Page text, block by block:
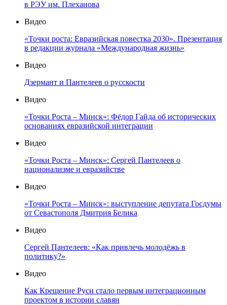
в РЭУ им. Плеханова
Видео
«Точки роста: Евразийская повестка 2030». Презентация
в редакции журнала «Международная жизнь»
Видео
Дзермант и Пантелеев о русскости
Видео
«Точки Роста – Минск»: Фёдор Гайда об исторических
основаниях евразийской интеграции
Видео
«Точки Роста – Минск»: Сергей Пантелеев о
национализме и евразийстве
Видео
«Точки Роста – Минск»: выступление депутата Госдумы
от Севастополя Дмитрия Белика
Видео
Сергей Пантелеев: «Как привлечь молодёжь в
политику?»
Видео
Как Крещение Руси стало первым интеграционным
проектом в истории славян